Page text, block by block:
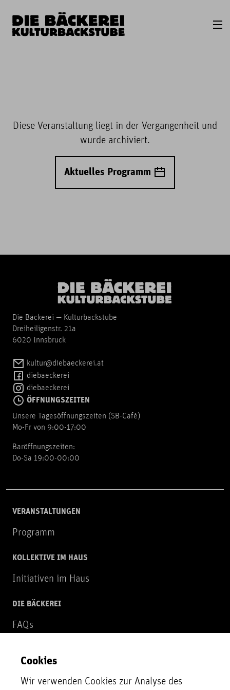
Diese Veranstaltung liegt in der Vergangenheit und
wurde archiviert.
Aktuelles Programm
Die Bäckerei — Kulturbackstube
Dreiheiligenstr. 21a
6020 Innsbruck
kultur@diebaeckerei.at
diebaeckerei
diebaeckerei
ÖFFNUNGSZEITEN
Unsere Tagesöffnungszeiten (SB-Cafè)
Mo-Fr von 9:00-17:00
Baröffnungszeiten:
Do-Sa 19:00-00:00
VERANSTALTUNGEN
Programm
KOLLEKTIVE IM HAUS
Initiativen im Haus
DIE BÄCKEREI
FAQs
NEWSLETTER
Zur Newsletter Anmeldung
Cookies
Wir verwenden Cookies zur Analyse des